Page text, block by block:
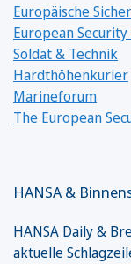
Europäische
European
Soldat & Technik
Hardthöhenkurier
Marineforum
The European
HANSA &
HANSA Daily &
aktuelle